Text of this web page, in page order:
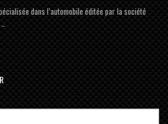
dans l’automobile éditée par la société